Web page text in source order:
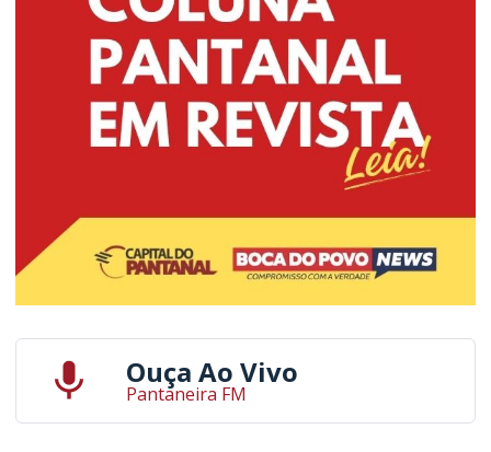
Ouça Ao Vivo
Pantaneira FM